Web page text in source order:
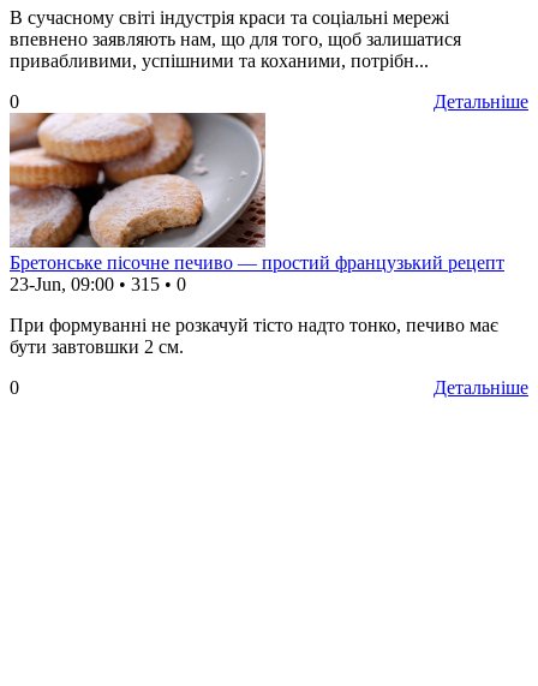
В сучасному світі індустрія краси та соціальні мережі
впевнено заявляють нам, що для того, щоб залишатися
привабливими, успішними та коханими, потрібн...
Детальніше
0
Бретонське пісочне печиво — простий французький рецепт
23-Jun, 09:00 • 315 • 0
При формуванні не розкачуй тісто надто тонко, печиво має
бути завтовшки 2 см.
Детальніше
0